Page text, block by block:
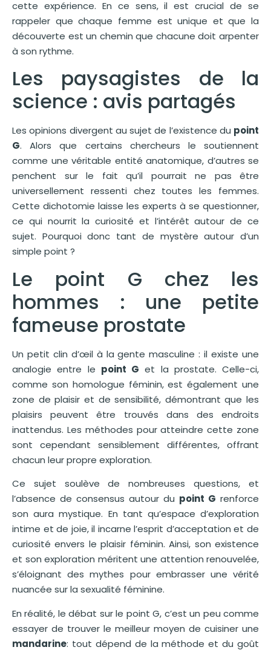
cette expérience. En ce sens, il est crucial de se
rappeler que chaque femme est unique et que la
découverte est un chemin que chacune doit arpenter
à son rythme.
Les paysagistes de la
science : avis partagés
Les opinions divergent au sujet de l’existence du point
G. Alors que certains chercheurs le soutiennent
comme une véritable entité anatomique, d’autres se
penchent sur le fait qu’il pourrait ne pas être
universellement ressenti chez toutes les femmes.
Cette dichotomie laisse les experts à se questionner,
ce qui nourrit la curiosité et l’intérêt autour de ce
sujet. Pourquoi donc tant de mystère autour d’un
simple point ?
Le point G chez les
hommes : une petite
fameuse prostate
Un petit clin d’œil à la gente masculine : il existe une
analogie entre le point G et la prostate. Celle-ci,
comme son homologue féminin, est également une
zone de plaisir et de sensibilité, démontrant que les
plaisirs peuvent être trouvés dans des endroits
inattendus. Les méthodes pour atteindre cette zone
sont cependant sensiblement différentes, offrant
chacun leur propre exploration.
Ce sujet soulève de nombreuses questions, et
l’absence de consensus autour du point G renforce
son aura mystique. En tant qu’espace d’exploration
intime et de joie, il incarne l’esprit d’acceptation et de
curiosité envers le plaisir féminin. Ainsi, son existence
et son exploration méritent une attention renouvelée,
s’éloignant des mythes pour embrasser une vérité
nuancée sur la sexualité féminine.
En réalité, le débat sur le point G, c’est un peu comme
essayer de trouver le meilleur moyen de cuisiner une
mandarine: tout dépend de la méthode et du goût